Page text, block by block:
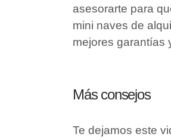
asesorarte para
mini naves de
mejores garantías
Más consejos
Te dejamos este